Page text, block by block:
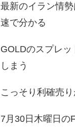
最新のイラン情
速で分かる
GOLDのスプレ
しまう
こっそり利確売
7月30日木曜日の